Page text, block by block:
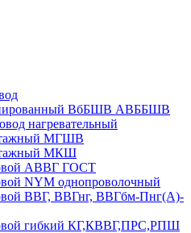
ВбБШВ АВББШВ
нагревательный
МГШВ
МКШ
АВВГ ГОСТ
NYM однопроволочный
ВВГ, ВВГнг, ВВГбм-Пнг(А)-
гибкий КГ,КВВГ,ПРС,РПШ